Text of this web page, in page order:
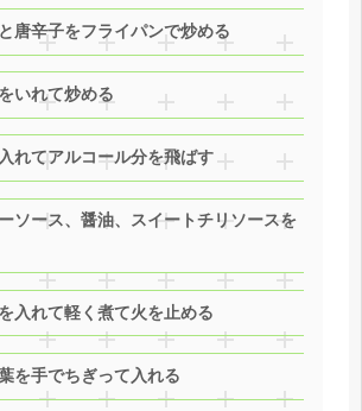
唐辛子をフライパンで炒める
いれて炒める
れてアルコール分を飛ばす
ソース、醤油、スイートチリソースを
入れて軽く煮て火を止める
を手でちぎって入れる